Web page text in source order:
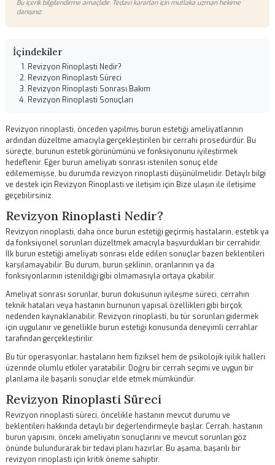
26.06.2026 23:00
Op. Dr. Senan Murat
Kulak Burun Boğaz ve Yüz Estetiği Cerrahisi uzmanı.
Bu içerik bilgilendirme amaçlıdır. Tedavi kararları için mutlaka uzman hekime
danışınız.
İçindekiler
Revizyon Rinoplasti Nedir?
Revizyon Rinoplasti Süreci
Revizyon Rinoplasti Sonrası Bakım
Revizyon Rinoplasti Sonuçları
Revizyon rinoplasti, önceden yapılmış burun estetiği ameliyatlarının
ardından düzeltme amacıyla gerçekleştirilen bir cerrahi prosedürdür.
süreçte, burunun estetik görünümünü ve fonksiyonunu iyileştirmek
hedeflenir. Eğer burun ameliyatı sonrası istenilen sonuç elde
edilememişse, bu durumda revizyon rinoplasti düşünülmelidir.
geçebilirsiniz.
Revizyon Rinoplasti Nedir?
Revizyon rinoplasti, daha önce burun estetiği geçirmiş hastaların,
İlk burun estetiği ameliyatı sonrası elde edilen sonuçlar bazen
karşılamayabilir. Bu durum, burun şeklinin, oranlarının ya da
Ameliyat sonrası sorunlar, burun dokusunun iyileşme süreci,
teknik hataları veya hastanın burnunun yapısal özellikleri gibi birçok
nedenden kaynaklanabilir. Revizyon rinoplasti, bu tür sorunları
için uygulanır ve genellikle burun estetiği konusunda deneyimli
tarafından gerçekleştirilir.